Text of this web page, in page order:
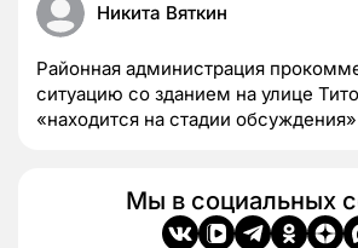
Никита Вяткин
Районная администрация
ситуацию со зданием на улице
«находится на стадии обсуждения»
Мы в социальных